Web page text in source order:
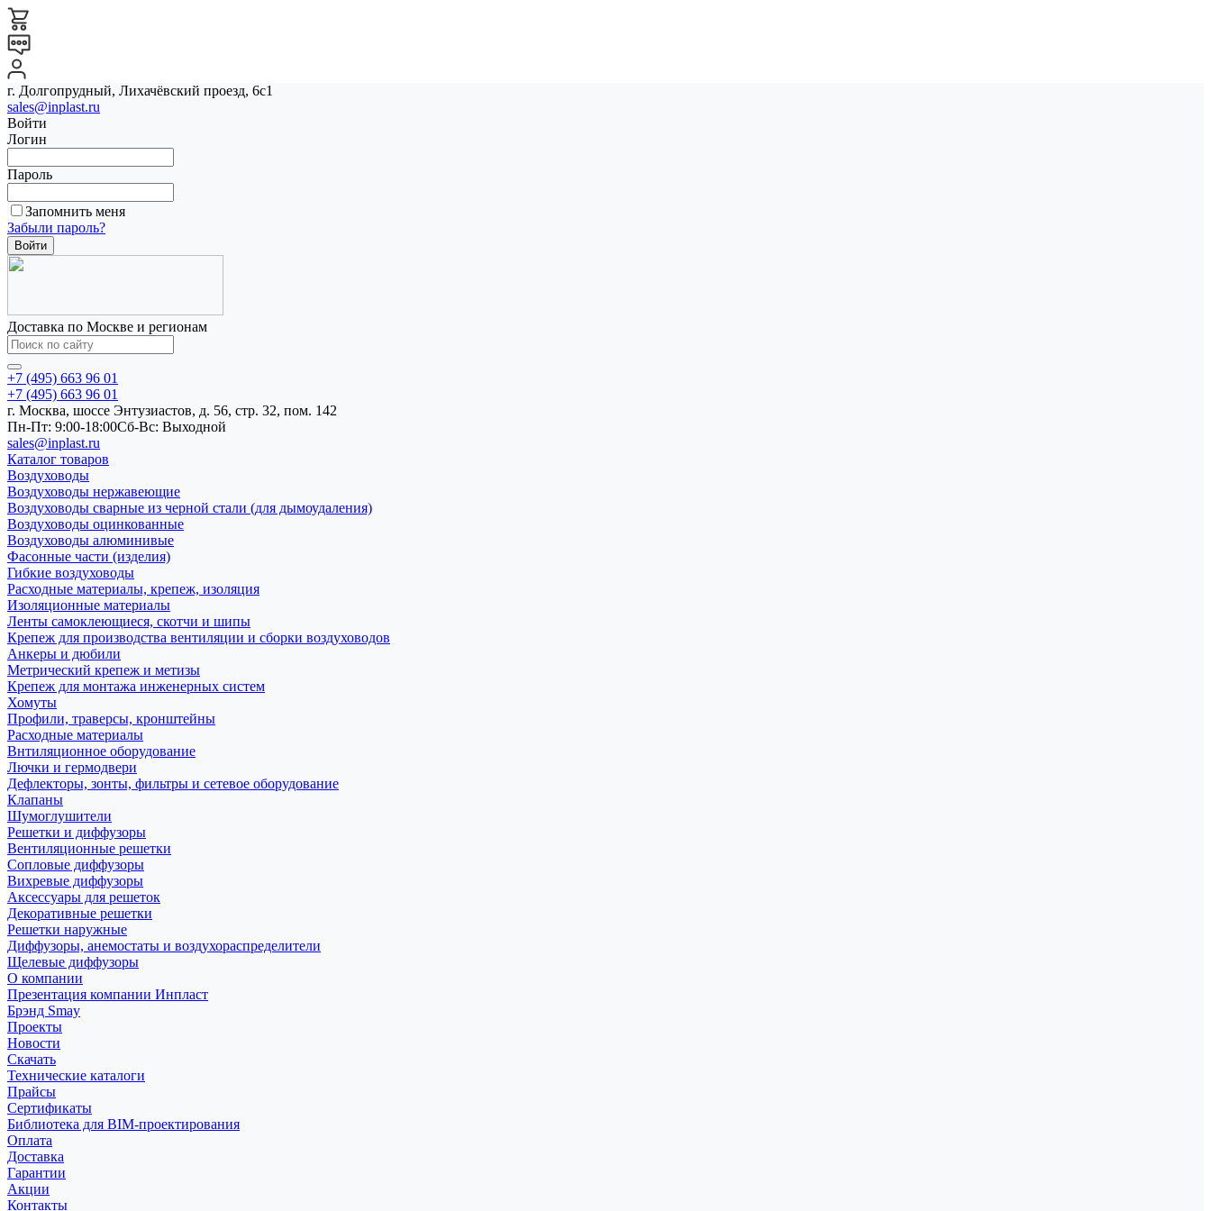
г. Долгопрудный, Лихачёвский проезд, 6с1
sales@inplast.ru
Войти
Логин
Пароль
Запомнить меня
Забыли пароль?
Доставка по Москве и регионам
+7 (495) 663 96 01
+7 (495) 663 96 01
г. Москва, шоссе Энтузиастов, д. 56, стр. 32, пом. 142
Пн-Пт: 9:00-18:00Cб-Вс: Выходной
sales@inplast.ru
Каталог товаров
Воздуховоды
Воздуховоды нержавеющие
Воздуховоды сварные из черной стали (для дымоудаления)
Воздуховоды оцинкованные
Воздуховоды алюминивые
Фасонные части (изделия)
Гибкие воздуховоды
Расходные материалы, крепеж, изоляция
Изоляционные материалы
Ленты самоклеющиеся, скотчи и шипы
Крепеж для производства вентиляции и сборки воздуховодов
Анкеры и дюбили
Метрический крепеж и метизы
Крепеж для монтажа инженерных систем
Хомуты
Профили, траверсы, кронштейны
Расходные материалы
Внтиляционное оборудование
Лючки и гермодвери
Дефлекторы, зонты, фильтры и сетевое оборудование
Клапаны
Шумоглушители
Решетки и диффузоры
Вентиляционные решетки
Сопловые диффузоры
Вихревые диффузоры
Аксессуары для решеток
Декоративные решетки
Решетки наружные
Диффузоры, анемостаты и воздухораспределители
Щелевые диффузоры
О компании
Презентация компании Инпласт
Брэнд Smay
Проекты
Новости
Скачать
Технические каталоги
Прайсы
Сертификаты
Библиотека для BIM-проектирования
Оплата
Доставка
Гарантии
Акции
Контакты